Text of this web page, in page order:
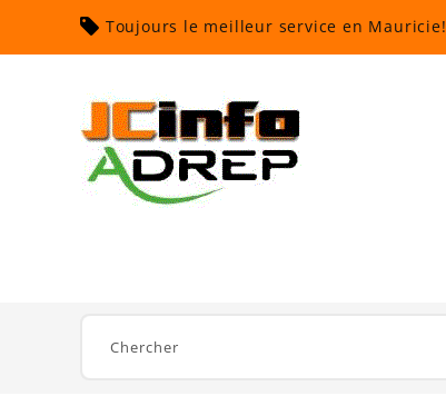
Toujours le meilleur service en Mauricie!